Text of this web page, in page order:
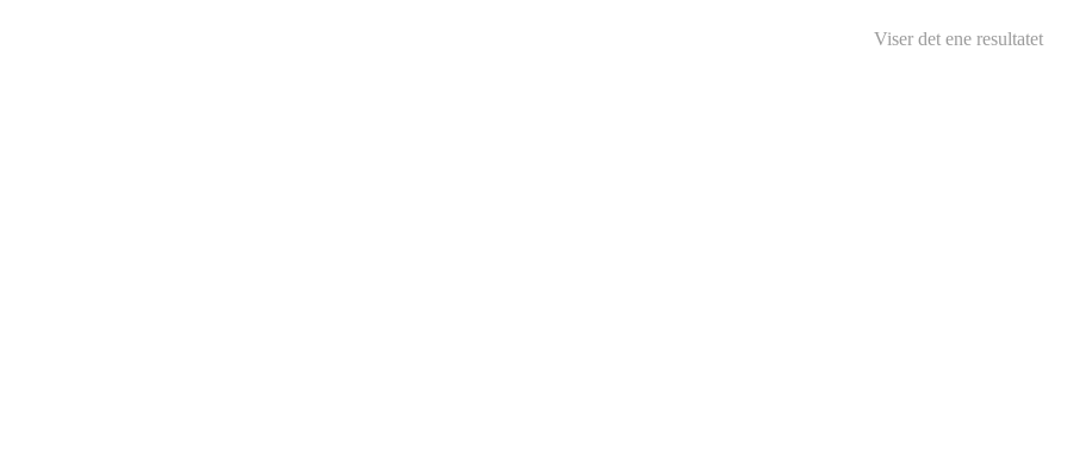
Viser det ene resultatet